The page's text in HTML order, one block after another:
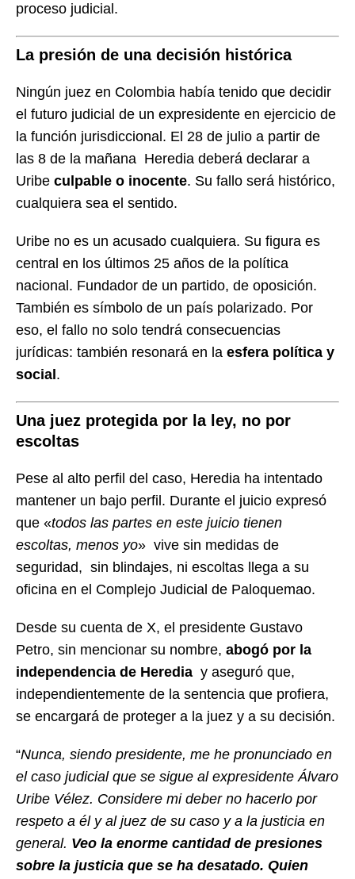
proceso judicial.
La presión de una decisión histórica
Ningún juez en Colombia había tenido que decidir
el futuro judicial de un expresidente en ejercicio de
la función jurisdiccional. El 28 de julio a partir de
las 8 de la mañana Heredia deberá declarar a
Uribe culpable o inocente. Su fallo será histórico,
cualquiera sea el sentido.
Uribe no es un acusado cualquiera. Su figura es
central en los últimos 25 años de la política
nacional. Fundador de un partido, de oposición.
También es símbolo de un país polarizado. Por
eso, el fallo no solo tendrá consecuencias
jurídicas: también resonará en la esfera política y
social .
Una juez protegida por la ley, no por
escoltas
Pese al alto perfil del caso, Heredia ha intentado
mantener un bajo perfil. Durante el juicio expresó
que «todos las partes en este juicio tienen
escoltas, menos yo» vive sin medidas de
seguridad, sin blindajes, ni escoltas llega a su
oficina en el Complejo Judicial de Paloquemao.
Desde su cuenta de X, el presidente Gustavo
Petro, sin mencionar su nombre, abogó por la
independencia de Heredia y aseguró que,
independientemente de la sentencia que profiera,
se encargará de proteger a la juez y a su decisión.
“Nunca, siendo presidente, me he pronunciado en
el caso judicial que se sigue al expresidente Álvaro
Uribe Vélez. Considere mi deber no hacerlo por
respeto a él y al juez de su caso y a la justicia en
general. Veo la enorme cantidad de presiones
sobre la justicia que se ha desatado. Quien